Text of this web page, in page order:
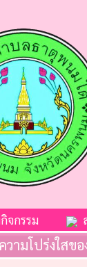
จกรรม
ามโปร่งใสข